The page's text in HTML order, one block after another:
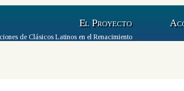
El Proyecto
de Clásicos Latinos en el Renacimiento